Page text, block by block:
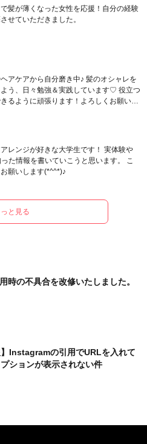
髪が薄くなった女性を応援！自分の経験
せていただきました。
アケアから自分磨き中♪ 髪のオシャレを
う、日々勉強＆実践しています♡ 役立つ
るように頑張ります！よろしくお願いし
レンジが好きな大学生です！ 実体験や
た情報を書いていこうと思います。 こ
願いします(*^^*)♪
っと見る
時の不具合を改修いたしました。
】Instagramの引用でURLを入れて
ションが表示されない件